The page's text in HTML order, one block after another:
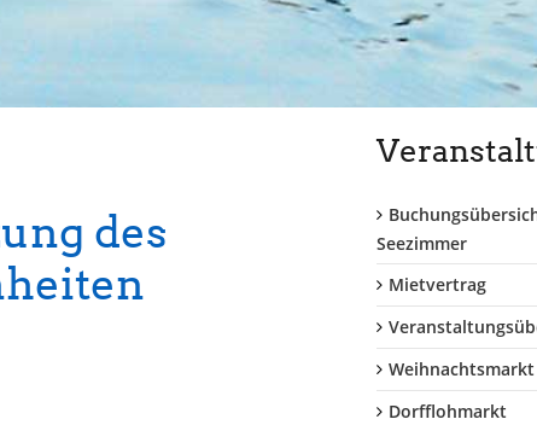
des
Seezimmer
Mietvertrag
Weihnachtsmarkt
Dorfflohmarkt